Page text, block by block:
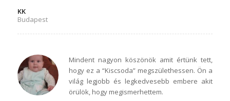
KK
Budapest
Mindent nagyon köszönök amit értünk tett,
hogy ez a “Kiscsoda” megszülethessen. Ön a
világ legjobb és legkedvesebb embere akit
örülök, hogy megismerhettem.